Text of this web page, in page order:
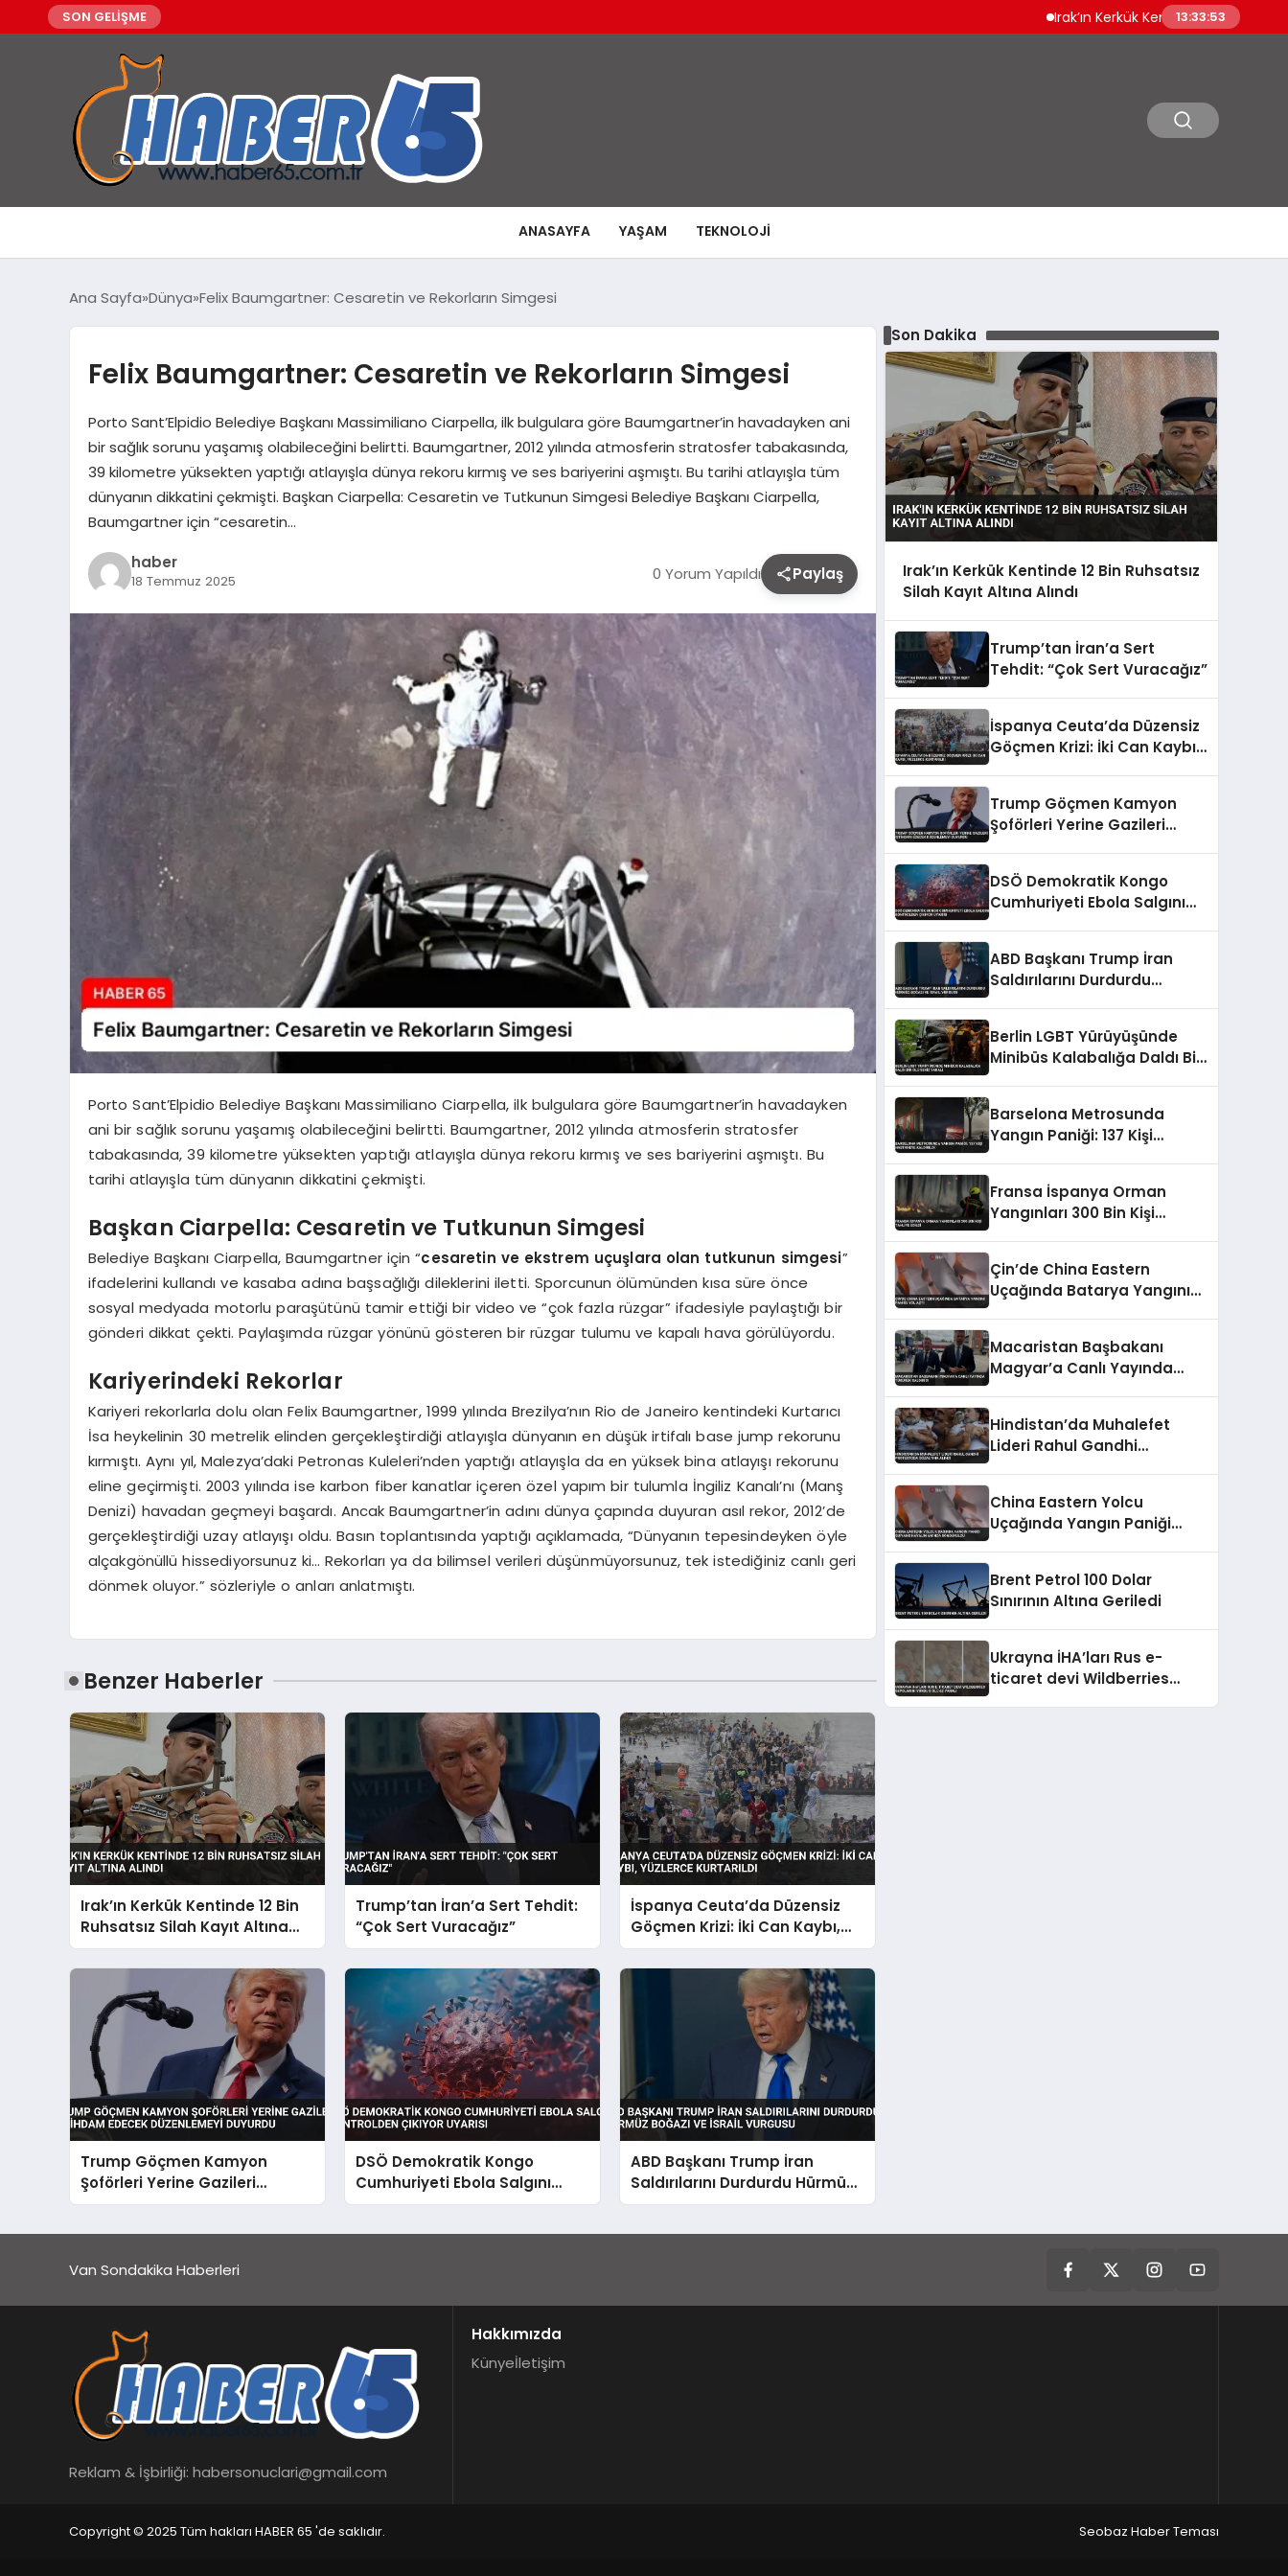
SON GELİŞME Irak’ın Kerkük Kentinde 12 Bin Ruhsatsız
13:33:54
ANASAYFA YAŞAM TEKNOLOJI
Ana Sayfa Dünya Felix Baumgartner: Cesaretin ve Rekorların Simgesi
Felix Baumgartner: Cesaretin ve Rekorların Simgesi
Porto Sant’Elpidio Belediye Başkanı Massimiliano Ciarpella, ilk bulgulara göre Baumgartner’in havadayken ani
bir sağlık sorunu yaşamış olabileceğini belirtti. Baumgartner, 2012 yılında atmosferin stratosfer tabakasında,
39 kilometre yüksekten yaptığı atlayışla dünya rekoru kırmış ve ses bariyerini aşmıştı. Bu tarihi atlayışla tüm
dünyanın dikkatini çekmişti. Başkan Ciarpella: Cesaretin ve Tutkunun Simgesi Belediye Başkanı Ciarpella,
Baumgartner için “cesaretin…
haber
18 Temmuz 2025 0 Yorum Yapıldı Paylaş
Porto Sant’Elpidio Belediye Başkanı Massimiliano Ciarpella, ilk bulgulara göre Baumgartner’in havadayken
ani bir sağlık sorunu yaşamış olabileceğini belirtti. Baumgartner, 2012 yılında atmosferin stratosfer
tabakasında, 39 kilometre yüksekten yaptığı atlayışla dünya rekoru kırmış ve ses bariyerini aşmıştı. Bu
tarihi atlayışla tüm dünyanın dikkatini çekmişti.
Başkan Ciarpella: Cesaretin ve Tutkunun Simgesi
Belediye Başkanı Ciarpella, Baumgartner için “cesaretin ve ekstrem uçuşlara olan tutkunun simgesi”
ifadelerini kullandı ve kasaba adına başsağlığı dileklerini iletti. Sporcunun ölümünden kısa süre önce
sosyal medyada motorlu paraşütünü tamir ettiği bir video ve “çok fazla rüzgar” ifadesiyle paylaştığı bir
gönderi dikkat çekti. Paylaşımda rüzgar yönünü gösteren bir rüzgar tulumu ve kapalı hava görülüyordu.
Kariyerindeki Rekorlar
Kariyeri rekorlarla dolu olan Felix Baumgartner, 1999 yılında Brezilya’nın Rio de Janeiro kentindeki Kurtarıcı
İsa heykelinin 30 metrelik elinden gerçekleştirdiği atlayışla dünyanın en düşük irtifalı base jump rekorunu
kırmıştı. Aynı yıl, Malezya’daki Petronas Kuleleri’nden yaptığı atlayışla da en yüksek bina atlayışı rekorunu
eline geçirmişti. 2003 yılında ise karbon fiber kanatlar içeren özel yapım bir tulumla İngiliz Kanalı’nı (Manş
Denizi) havadan geçmeyi başardı. Ancak Baumgartner’in adını dünya çapında duyuran asıl rekor, 2012’de
gerçekleştirdiği uzay atlayışı oldu. Basın toplantısında yaptığı açıklamada, “Dünyanın tepesindeyken öyle
alçakgönüllü hissediyorsunuz ki… Rekorları ya da bilimsel verileri düşünmüyorsunuz, tek istediğiniz canlı geri
dönmek oluyor.” sözleriyle o anları anlatmıştı.
Benzer Haberler
Irak’ın Kerkük Kentinde 12 Bin
Ruhsatsız Silah Kayıt Altına
Alındı
Trump’tan İran’a Sert Tehdit:
“Çok Sert Vuracağız”
İspanya Ceuta’da Düzensiz
Göçmen Krizi: İki Can Kaybı,
Yüzlerce Kurtarıldı
Trump Göçmen Kamyon
Şoförleri Yerine Gazileri
İstihdam Edecek Düzenlemeyi
DSÖ Demokratik Kongo
Cumhuriyeti Ebola Salgını
Kontrolden Çıkıyor Uyarısı
ABD Başkanı Trump İran
Saldırılarını Durdurdu Hürmüz
Boğazı ve İsrail Vurgusu
Son Dakika
Irak’ın Kerkük Kentinde 12 Bin Ruhsatsız
Silah Kayıt Altına Alındı
Trump’tan İran’a Sert
Tehdit: “Çok Sert Vuracağız”
İspanya Ceuta’da Düzensiz
Göçmen Krizi: İki Can Kaybı,
Trump Göçmen Kamyon
Şoförleri Yerine Gazileri
DSÖ Demokratik Kongo
Cumhuriyeti Ebola Salgını
ABD Başkanı Trump İran
Saldırılarını Durdurdu
Berlin LGBT Yürüyüşünde
Minibüs Kalabalığa Daldı Bir
Barselona Metrosunda
Yangın Paniği: 137 Kişi
Fransa İspanya Orman
Yangınları 300 Bin Kişi
Çin’de China Eastern
Uçağında Batarya Yangını
Macaristan Başbakanı
Magyar’a Canlı Yayında
Hindistan’da Muhalefet
Lideri Rahul Gandhi
China Eastern Yolcu
Uçağında Yangın Paniği
Brent Petrol 100 Dolar
Sınırının Altına Geriledi
Ukrayna İHA’ları Rus e-
ticaret devi Wildberries
Van Sondakika Haberleri
Reklam & İşbirliği: habersonuclari@gmail.com
Hakkımızda
Künyeİletişim
Copyright © 2025 Tüm hakları HABER 65 'de saklıdır. Seobaz Haber Teması